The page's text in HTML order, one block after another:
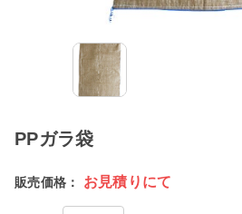
PPガラ袋
販売価格： お見積りにて